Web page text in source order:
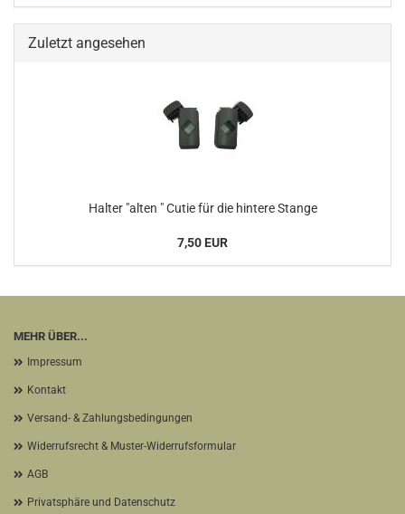
Zuletzt angesehen
Halter "alten " Cutie für die hintere Stange
7,50 EUR
MEHR ÜBER...
Impressum
Kontakt
Versand- & Zahlungsbedingungen
Widerrufsrecht & Muster-Widerrufsformular
AGB
Privatsphäre und Datenschutz